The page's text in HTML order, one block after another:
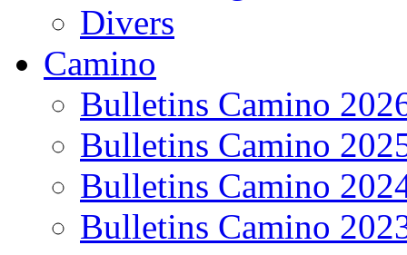
Divers
Camino
Bulletins Camino
Bulletins Camino
Bulletins Camino
Bulletins Camino